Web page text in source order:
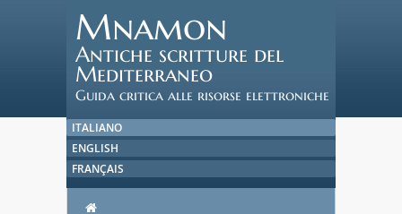
Mnamon
Antiche scritture del
Mediterraneo
Guida critica alle risorse elettroniche
ITALIANO
ENGLISH
FRANÇAIS